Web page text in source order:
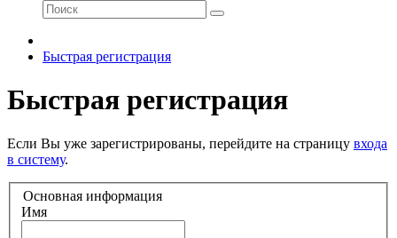
Быстрая регистрация
Быстрая регистрация
Если Вы уже зарегистрированы, перейдите на страницу входа
в систему.
Основная информация
Имя